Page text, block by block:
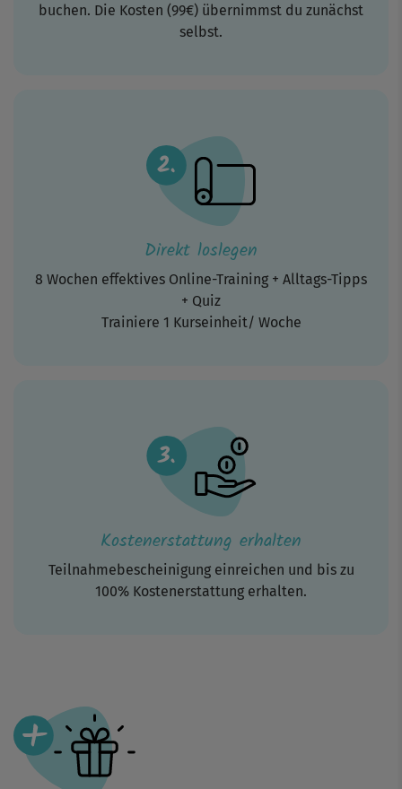
buchen. Die Kosten (99€) übernimmst du zunächst
selbst.
Direkt loslegen
8 Wochen effektives Online-Training + Alltags-Tipps
+ Quiz
Trainiere 1 Kurseinheit/ Woche
Kostenerstattung erhalten
Teilnahmebescheinigung einreichen und bis zu
100% Kostenerstattung erhalten.